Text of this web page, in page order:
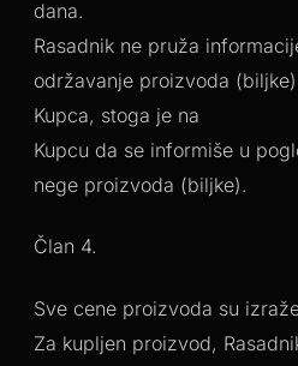
dana.
Rasadnik ne pruža
održavanje proizvoda
Kupca, stoga je na
Kupcu da se informiše u
nege proizvoda (biljke).
Član 4.
Sve cene proizvoda su
Za kupljen proizvod,